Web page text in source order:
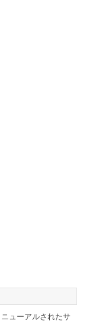
ューアルされたサ